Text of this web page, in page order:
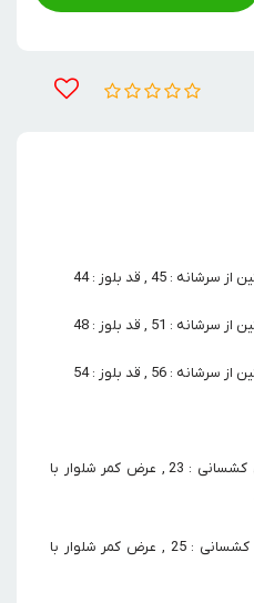
سایز 45 : عرض کمر شلوار بدون کشسانی : 23 , عرض کمر شلوار با
سایز 50 : عرض کمر شلوار بدون کشسانی : 25 , عرض کمر شلوار با